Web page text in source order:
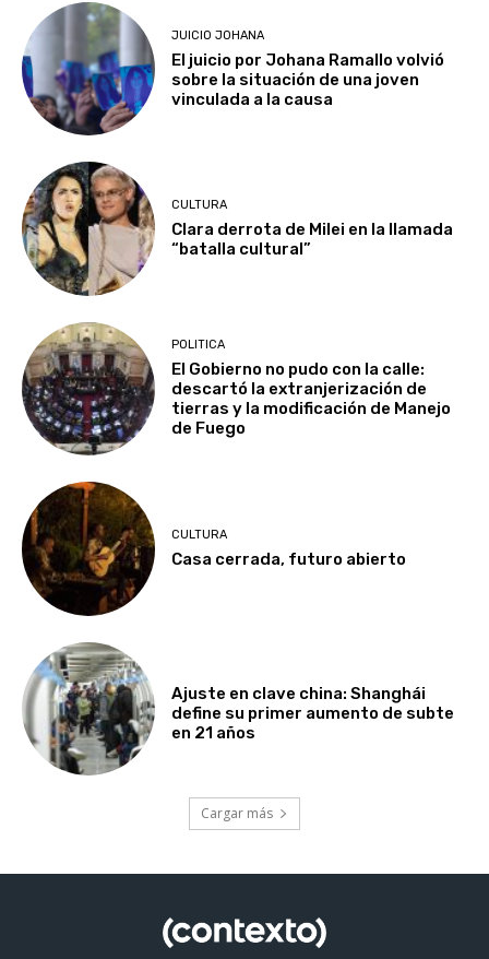
JUICIO JOHANA
El juicio por Johana Ramallo volvió
sobre la situación de una joven
vinculada a la causa
CULTURA
Clara derrota de Milei en la llamada
“batalla cultural”
POLITICA
El Gobierno no pudo con la calle:
descartó la extranjerización de
tierras y la modificación de Manejo
de Fuego
CULTURA
Casa cerrada, futuro abierto
Ajuste en clave china: Shanghái
define su primer aumento de subte
en 21 años
Cargar más